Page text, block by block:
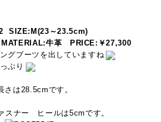
SIZE:M(23～23.5cm)
牛革 PRICE:￥27,300
グブーツを出していますね
ぷり
は28.5cmです。
スナー ヒールは5cmです。